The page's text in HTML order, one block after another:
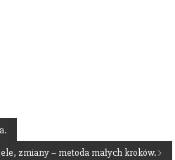
zmiany – metoda małych kroków.